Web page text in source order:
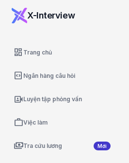
X-Interview
dashboard Trang chủ
code_blocks Ngân hàng câu hỏi
video_camera_frontLuyện tập phỏng vấn
workViệc làm
paymentsTra cứu lương Mới